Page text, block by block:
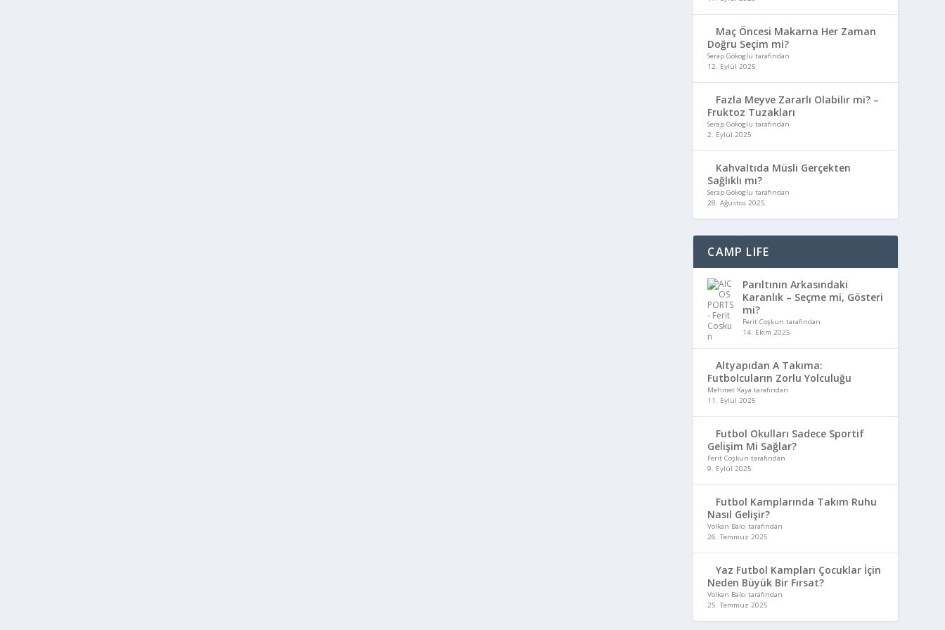
Maç Öncesi Makarna Her Zaman
Doğru Seçim mi?
Serap Gökoglu tarafından
12. Eylül 2025
Fazla Meyve Zararlı Olabilir mi? –
Fruktoz Tuzakları
Serap Gökoglu tarafından
2. Eylül 2025
Kahvaltıda Müsli Gerçekten
Sağlıklı mı?
Serap Gökoglu tarafından
28. Ağustos 2025
CAMP LIFE
Parıltının Arkasındaki
Karanlık – Seçme mi, Gösteri
mi?
Ferit Coşkun tarafından
14. Ekim 2025
Altyapıdan A Takıma:
Futbolcuların Zorlu Yolculuğu
Mehmet Kaya tarafından
11. Eylül 2025
Futbol Okulları Sadece Sportif
Gelişim Mi Sağlar?
Ferit Coşkun tarafından
9. Eylül 2025
Futbol Kamplarında Takım Ruhu
Nasıl Gelişir?
Volkan Balcı tarafından
26. Temmuz 2025
Yaz Futbol Kampları Çocuklar İçin
Neden Büyük Bir Fırsat?
Volkan Balcı tarafından
25. Temmuz 2025